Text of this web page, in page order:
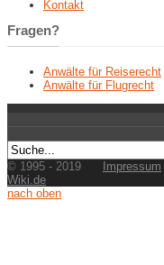
Kontakt
Fragen?
Anwälte für Reiserecht
Anwälte für Flugrecht
© 1995 - 2019 Impressum
Wiki.de
nach oben